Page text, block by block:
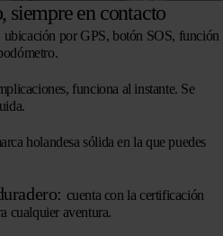
siempre en contacto
ubicación por GPS, botón SOS, función
funciona al instante. Se
holandesa sólida en la que puedes
cuenta con la certificación
cualquier aventura.